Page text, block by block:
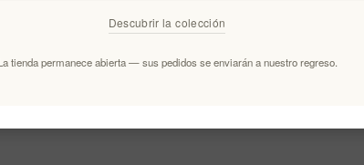
Descubrir la colección
tienda permanece abierta — sus pedidos se enviarán a nuestro regreso.